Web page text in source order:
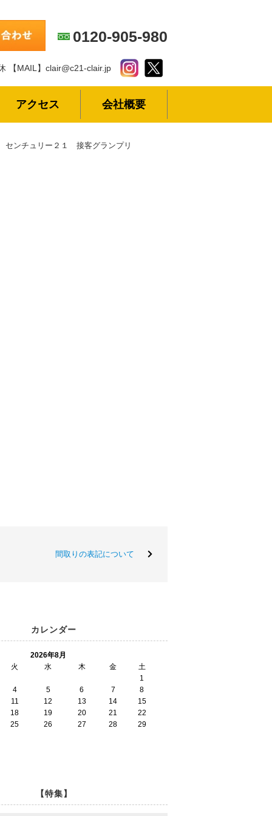
0120-905-980
【MAIL】clair@c21-clair.jp
アクセス 会社概要
センチュリー２１ 接客グランプリ
間取りの表記について
カレンダー
2026年8月
火
水 木 金
土
1
4
5 6 7
8
11
12 13 14
15
18
19 20 21
22
25
26 27 28 29
【特集】